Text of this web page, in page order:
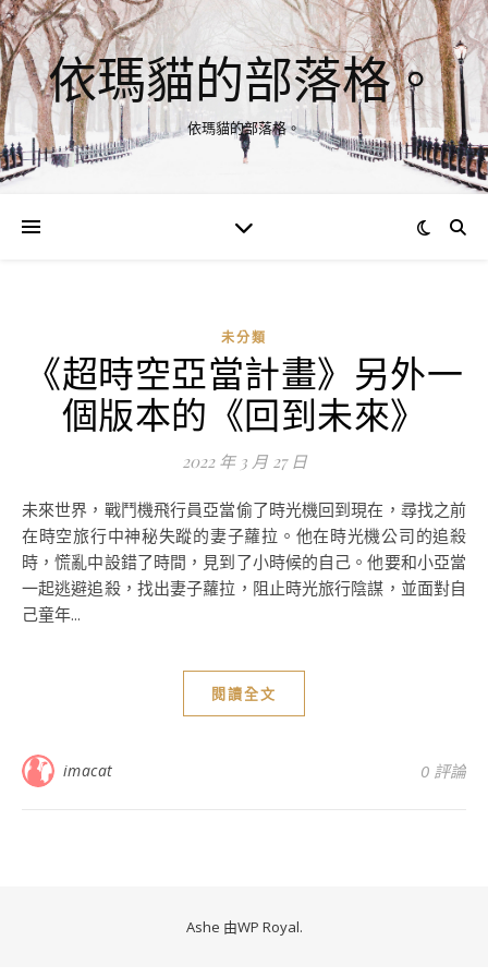
依瑪貓的部落格。
依瑪貓的部落格。
未分類
《超時空亞當計畫》另外一
個版本的《回到未來》
2022 年 3 月 27 日
未來世界，戰鬥機飛行員亞當偷了時光機回到現在，尋找之前
在時空旅行中神秘失蹤的妻子蘿拉。他在時光機公司的追殺
時，慌亂中設錯了時間，見到了小時候的自己。他要和小亞當
一起逃避追殺，找出妻子蘿拉，阻止時光旅行陰謀，並面對自
己童年...
閱讀全文
imacat 0 評論
Ashe 由WP Royal.